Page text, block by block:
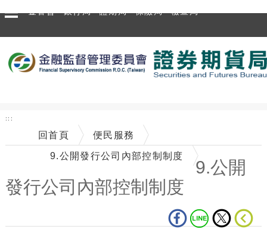
金管會 銀行局 證期局 保險局 檢查局
:::
回首頁 便民服務
9.公開發行公司內部控制制度
9.公開
發行公司內部控制制度